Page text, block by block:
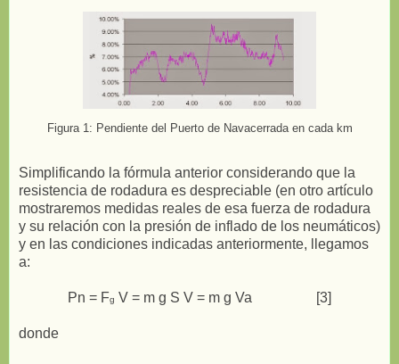
Figura 1: Pendiente del Puerto de Navacerrada en cada km
Simplificando la fórmula anterior considerando que la
resistencia de rodadura es despreciable (en otro artículo
mostraremos medidas reales de esa fuerza de rodadura
y su relación con la presión de inflado de los neumáticos)
y en las condiciones indicadas anteriormente, llegamos
a:
Pn = Fg V = m g S V = m g Va [3]
donde